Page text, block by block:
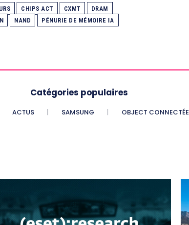
CHIPS ACT CXMT
DRAM
NAND
PÉNURIE DE MÉMOIRE IA
Catégories populaires
ACTUS SAMSUNG OBJECT CONNECTÉE